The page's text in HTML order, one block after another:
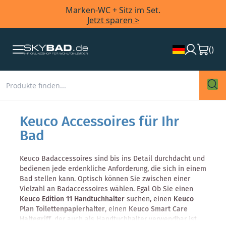
Marken-WC + Sitz im Set.
Jetzt sparen >
()
Keuco Accessoires für Ihr
Bad
Keuco Badaccessoires sind bis ins Detail durchdacht und
bedienen jede erdenkliche Anforderung, die sich in einem
Bad stellen kann. Optisch können Sie zwischen einer
Vielzahl an Badaccessoires wählen. Egal Ob Sie einen
Keuco Edition 11 Handtuchhaltersuchen, einen Keuco
Plan Toilettenpapierhalter, einen Keuco Smart Care
Haltegriff, der auch als Handtuchhalter verwendbar ist,